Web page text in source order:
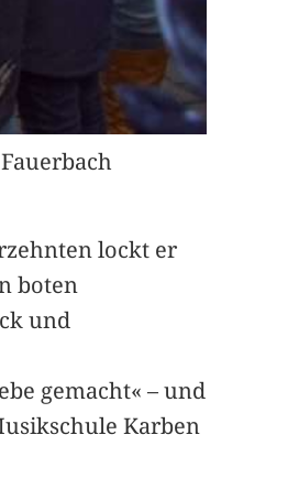
lockt er
boten
und
gemacht« – und
Karben